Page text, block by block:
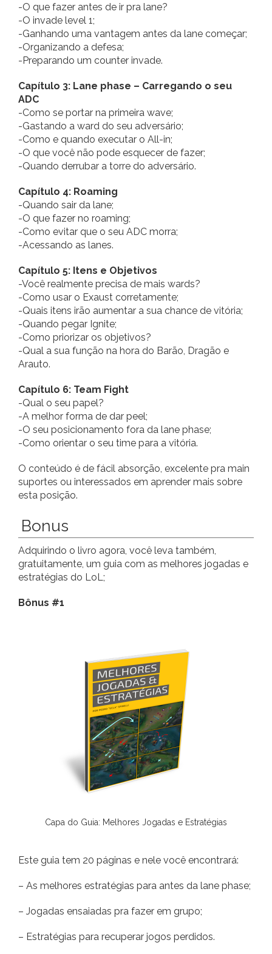
-O que fazer antes de ir pra lane?
-O invade level 1;
-Ganhando uma vantagem antes da lane começar;
-Organizando a defesa;
-Preparando um counter invade.
Capítulo 3: Lane phase – Carregando o seu
ADC
-Como se portar na primeira wave;
-Gastando a ward do seu adversário;
-Como e quando executar o All-in;
-O que você não pode esquecer de fazer;
-Quando derrubar a torre do adversário.
Capítulo 4: Roaming
-Quando sair da lane;
-O que fazer no roaming;
-Como evitar que o seu ADC morra;
-Acessando as lanes.
Capítulo 5: Itens e Objetivos
-Você realmente precisa de mais wards?
-Como usar o Exaust corretamente;
-Quais itens irão aumentar a sua chance de vitória;
-Quando pegar Ignite;
-Como priorizar os objetivos?
-Qual a sua função na hora do Barão, Dragão e
Arauto.
Capítulo 6: Team Fight
-Qual o seu papel?
-A melhor forma de dar peel;
-O seu posicionamento fora da lane phase;
-Como orientar o seu time para a vitória.
O conteúdo é de fácil absorção, excelente pra main
suportes ou interessados em aprender mais sobre
esta posição.
Bonus
Adquirindo o livro agora, você leva também,
gratuitamente, um guia com as melhores jogadas e
estratégias do LoL;
Bônus #1
Capa do Guia: Melhores Jogadas e Estratégias
Este guia tem 20 páginas e nele você encontrará:
– As melhores estratégias para antes da lane phase;
– Jogadas ensaiadas pra fazer em grupo;
– Estratégias para recuperar jogos perdidos.